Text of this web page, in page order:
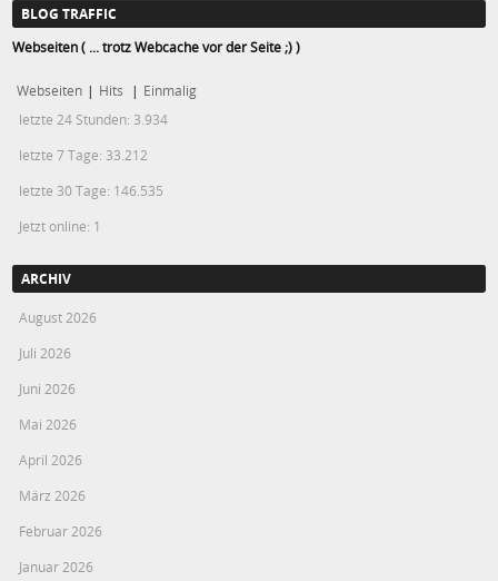
BLOG TRAFFIC
Webseiten ( ... trotz Webcache vor der Seite ;) )
Webseiten | Hits | Einmalig
letzte 24 Stunden: 3.934
letzte 7 Tage: 33.212
letzte 30 Tage: 146.535
Jetzt online: 1
ARCHIV
August 2026
Juli 2026
Juni 2026
Mai 2026
April 2026
März 2026
Februar 2026
Januar 2026